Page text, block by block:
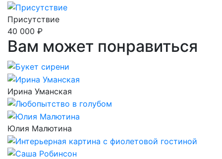
Присутствие
40 000 ₽
Вам может понравиться
Ирина Уманская
Юлия Малютина